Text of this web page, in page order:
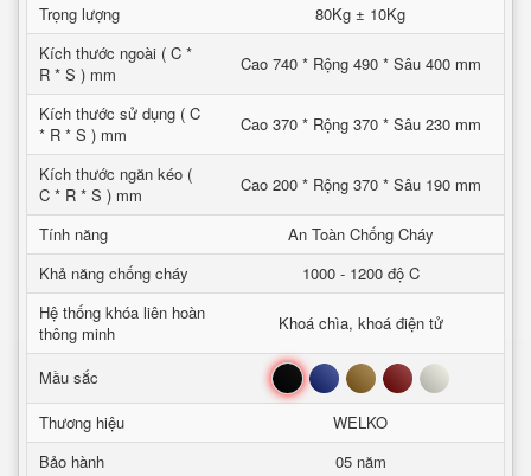
Trọng lượng
80Kg ± 10Kg
Kích thước ngoài ( C *
R * S ) mm
Cao 740 * Rộng 490 * Sâu 400 mm
Kích thước sử dụng ( C
* R * S ) mm
Cao 370 * Rộng 370 * Sâu 230 mm
Kích thước ngăn kéo (
C * R * S ) mm
Cao 200 * Rộng 370 * Sâu 190 mm
Tính năng
An Toàn Chống Cháy
Khả năng chống cháy
1000 - 1200 độ C
Hệ thống khóa liên hoàn
thông minh
Khoá chìa, khoá điện tử
Mầu sắc Đen Xanh Nâu Đỏ Trắng
Thương hiệu
WELKO
Bảo hành
05 năm